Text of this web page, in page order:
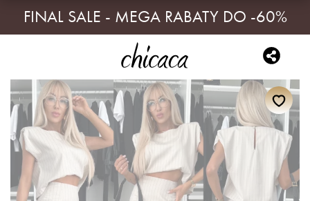
FINAL SALE - MEGA RABATY DO -60%